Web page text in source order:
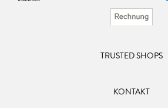
TRUSTED SHOPS
KONTAKT